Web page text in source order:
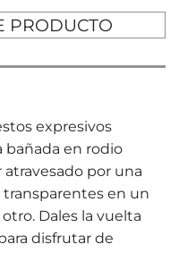
PRODUCTO
expresivos
bañada en rodio
por una
en un
Dales la vuelta
disfrutar de